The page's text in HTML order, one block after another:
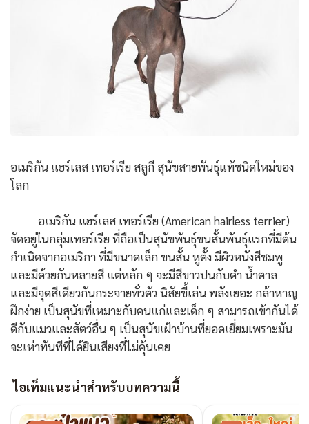
อเมริกัน แฮร์เลส เทอร์เรีย สลูกี สุนัขสายพันธุ์แท้ชนิดใหม่ของ
โลก
อเมริกัน แฮร์เลส เทอร์เรีย (American hairless terrier)
จัดอยู่ในกลุ่มเทอร์เรีย ที่ถือเป็นสุนัขพันธุ์ขนสั้นพันธุ์แรกที่มีต้น
กำเนิดจากอเมริกา ที่มีขนาดเล็ก ขนสั้น หูตั้ง มีผิวหนังสีชมพู
และมีด้วยกันหลายสี แต่หลัก ๆ จะมีสีขาวปนกับดำ น้ำตาล
และมีจุดสีเดียวกันกระจายทั่วตัว นิสัยขี้เล่น พลังเยอะ กล้าหาญ
ฝึกง่าย เป็นสุนัขที่เหมาะกับคนแก่และเด็ก ๆ สามารถเข้ากันได้
ดีกับแมวและสัตว์อื่น ๆ เป็นสุนัขเฝ้าบ้านที่ยอดเยี่ยมเพราะมัน
จะเห่าทันทีที่ได้ยินเสียงที่ไม่คุ้นเคย
ไอเท็มแนะนำสำหรับบทความนี้